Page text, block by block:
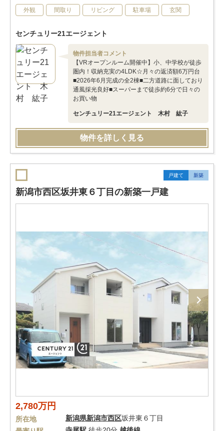
外観 間取り リビング 駐車場 玄関
センチュリー21エージェント
物件担当者コメント
【VRオープンルーム開催中】小、中学校が徒歩
圏内！収納充実の4LDK☆月々の返済額6万円台
■2026年6月完成の全2棟■二方道路に面しており
通風採光良好■スーパーまで徒歩約6分で日々の
お買い物
センチュリー21エージェント 木村 紘子
物件を詳しく見る
戸建て 新築
新潟市西区坂井東６丁目の新築一戸建
2,780万円
所在地 新潟県新潟市西区坂井東６丁目